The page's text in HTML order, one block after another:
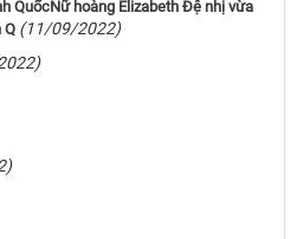
QuốcNữ hoàng Elizabeth Đệ nhị vừa
Q (11/09/2022)